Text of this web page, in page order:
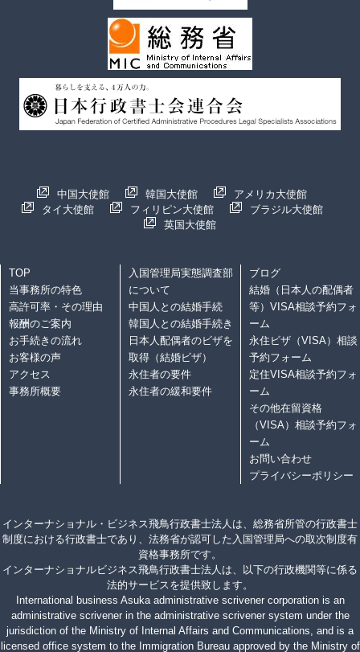
中国大使館 韓国大使館
アメリカ大使館
タイ大使館
フィリピン大使館
ブラジル大使館
英国大使館
TOP
当事務所の特色
高許可率・その理由
報酬のご案内
お手続きの流れ
お客様の声
アクセス
事務所概要
入国管理局実態調査部
について
中国人との結婚手続
韓国人との結婚手続き
日本人配偶者のビザを
取得（結婚ビザ）
永住者の要件
永住者の緩和要件
ブログ
結婚（日本人の配偶者
等）VISA相談予約フォ
ーム
永住ビザ（VISA）相談
予約フォーム
定住VISA相談予約フォ
ーム
その他在留資格
（VISA）相談予約フォ
ーム
お問い合わせ
プライバシーポリシー
インターナショナル・ビジネス飛鳥行政書士法人は、総務省所管の行政書士
制度における行政書士であり、法務省が認可した入国管理局への取次制度有
資格事務所です。
インターナショナルビジネス飛鳥行政書士法人は、以下の行政機関等に係る
法的サービスを提供致します。
International business Asuka administrative scrivener corporation is an
administrative scrivener in the administrative scrivener system under the
jurisdiction of the Ministry of Internal Affairs and Communications, and is a
licensed office system to the Immigration Bureau approved by the Ministry of